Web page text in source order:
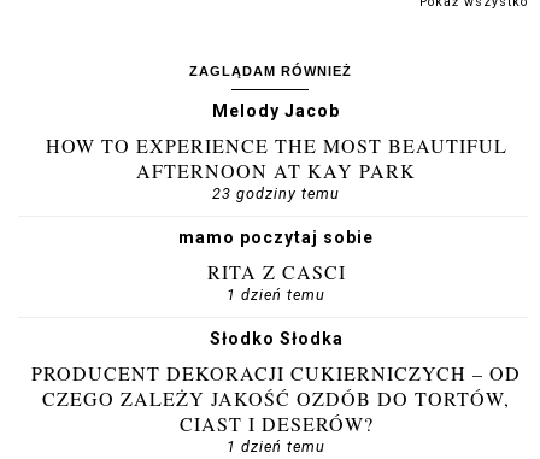
ZAGLĄDAM RÓWNIEŻ
Melody Jacob
HOW TO EXPERIENCE THE MOST BEAUTIFUL
AFTERNOON AT KAY PARK
23 godziny temu
mamo poczytaj sobie
RITA Z CASCI
1 dzień temu
Słodko Słodka
PRODUCENT DEKORACJI CUKIERNICZYCH – OD
CZEGO ZALEŻY JAKOŚĆ OZDÓB DO TORTÓW,
CIAST I DESERÓW?
1 dzień temu